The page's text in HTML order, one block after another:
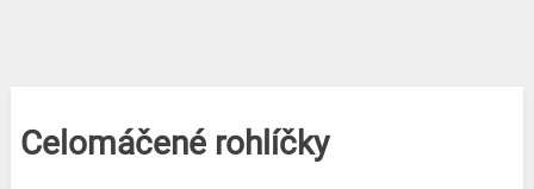
Celomáčené rohlíčky